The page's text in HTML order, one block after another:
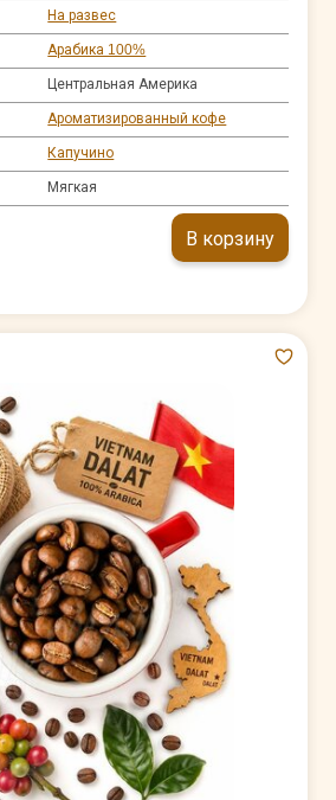
На развес
Арабика 100%
Центральная Америка
Ароматизированный кофе
Капучино
Мягкая
В корзину